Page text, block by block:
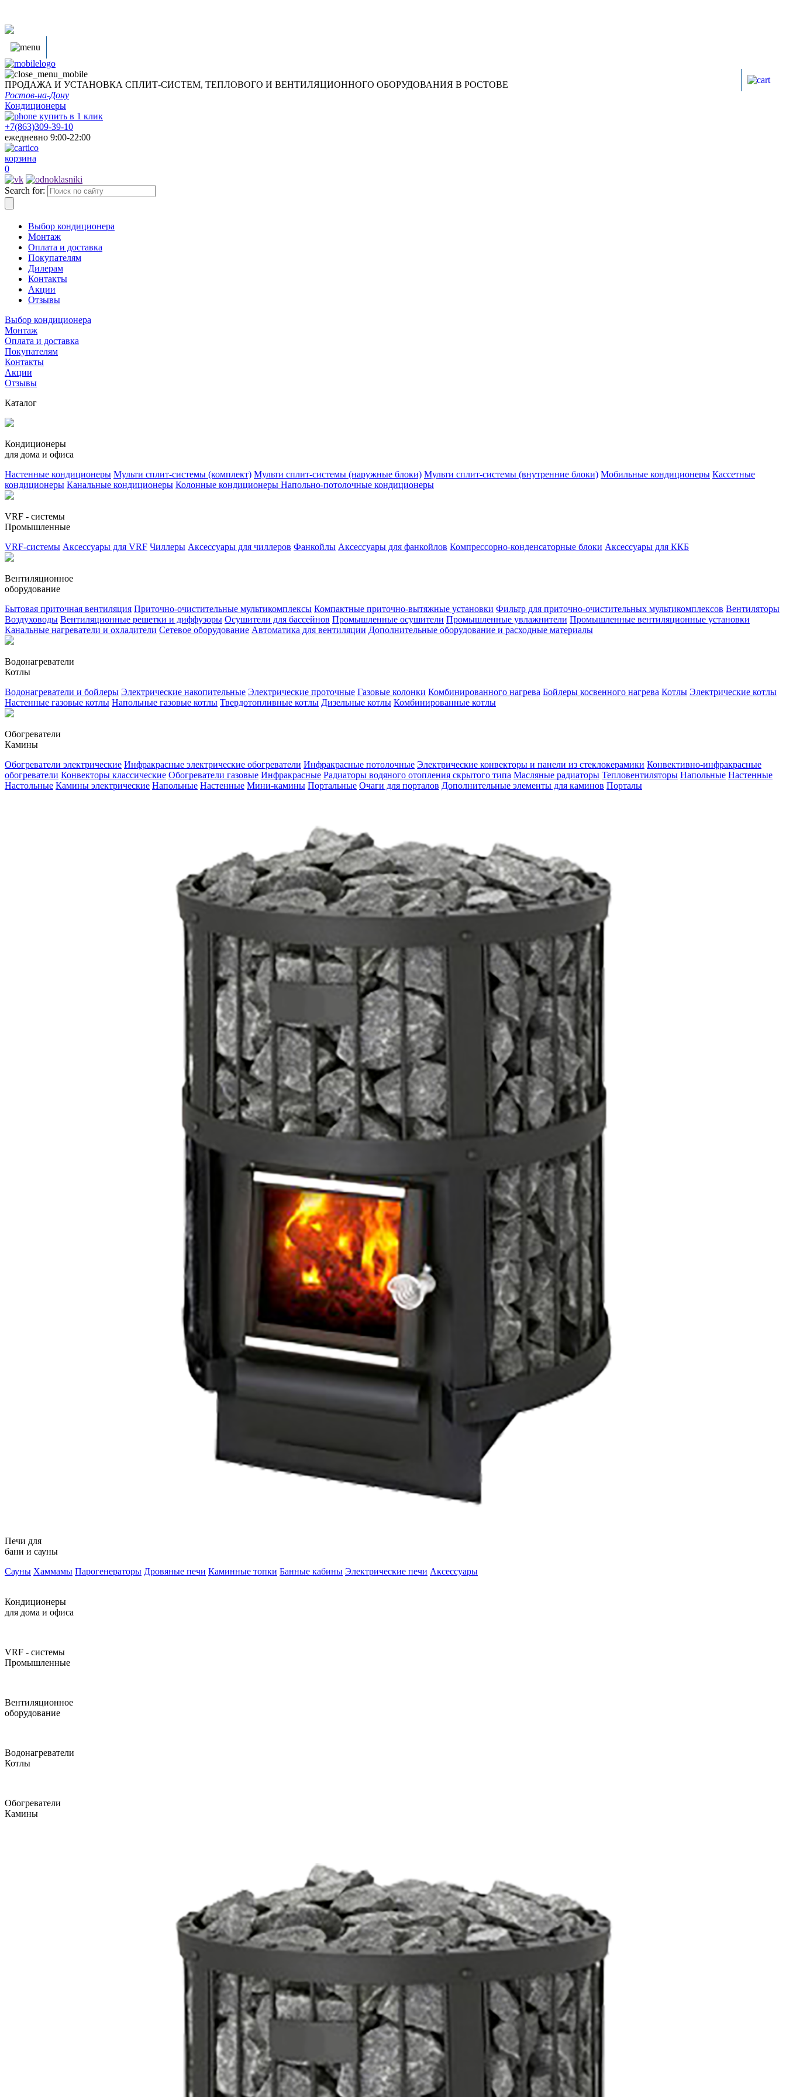
ПРОДАЖА И УСТАНОВКА СПЛИТ-СИСТЕМ, ТЕПЛОВОГО И ВЕНТИЛЯЦИОННОГО ОБОРУДОВАНИЯ В РОСТОВЕ
Ростов-на-Дону
Кондиционеры
купить в 1 клик
+7(863)309-39-10
ежедневно 9:00-22:00
корзина
0
Search for:
Выбор кондиционера
Монтаж
Оплата и доставка
Покупателям
Дилерам
Контакты
Акции
Отзывы
Выбор кондиционера
Монтаж
Оплата и доставка
Покупателям
Контакты
Акции
Отзывы
Каталог
Кондиционеры
для дома и офиса
Настенные кондиционеры Мульти сплит-системы (комплект) Мульти сплит-системы (наружные блоки) Мульти сплит-системы (внутренние блоки) Мобильные кондиционеры Кассетные
кондиционеры Канальные кондиционеры Колонные кондиционеры Напольно-потолочные кондиционеры
VRF - системы
Промышленные
VRF-системы Аксессуары для VRF Чиллеры Аксессуары для чиллеров Фанкойлы Аксессуары для фанкойлов Компрессорно-конденсаторные блоки Аксессуары для ККБ
Вентиляционное
оборудование
Бытовая приточная вентиляция Приточно-очистительные мультикомплексы Компактные приточно-вытяжные установки Фильтр для приточно-очистительных мультикомплексов Вентиляторы
Воздуховоды Вентиляционные решетки и диффузоры Осушители для бассейнов Промышленные осушители Промышленные увлажнители Промышленные вентиляционные установки
Канальные нагреватели и охладители Сетевое оборудование Автоматика для вентиляции Дополнительные оборудование и расходные материалы
Водонагреватели
Котлы
Водонагреватели и бойлеры Электрические накопительные Электрические проточные Газовые колонки Комбинированного нагрева Бойлеры косвенного нагрева Котлы Электрические котлы
Настенные газовые котлы Напольные газовые котлы Твердотопливные котлы Дизельные котлы Комбинированные котлы
Обогреватели
Камины
Обогреватели электрические Инфракрасные электрические обогреватели Инфракрасные потолочные Электрические конвекторы и панели из стеклокерамики Конвективно-инфракрасные
обогреватели Конвекторы классические Обогреватели газовые Инфракрасные Радиаторы водяного отопления скрытого типа Масляные радиаторы Тепловентиляторы Напольные Настенные
Настольные Камины электрические Напольные Настенные Мини-камины Портальные Очаги для порталов Дополнительные элементы для каминов Порталы
Печи для
бани и сауны
Сауны Хаммамы Парогенераторы Дровяные печи Каминные топки Банные кабины Электрические печи Аксессуары
Кондиционеры
для дома и офиса
VRF - системы
Промышленные
Вентиляционное
оборудование
Водонагреватели
Котлы
Обогреватели
Камины